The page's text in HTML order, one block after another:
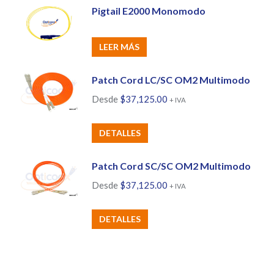
Pigtail E2000 Monomodo
LEER MÁS
Patch Cord LC/SC OM2 Multimodo
Desde $37,125.00 + IVA
DETALLES
tiene
múltiples
Las
opciones
Patch Cord SC/SC OM2 Multimodo
Desde $37,125.00 + IVA
DETALLES